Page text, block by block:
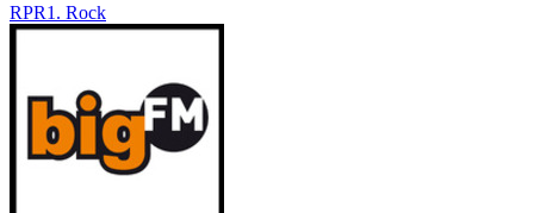
RPR1. Rock